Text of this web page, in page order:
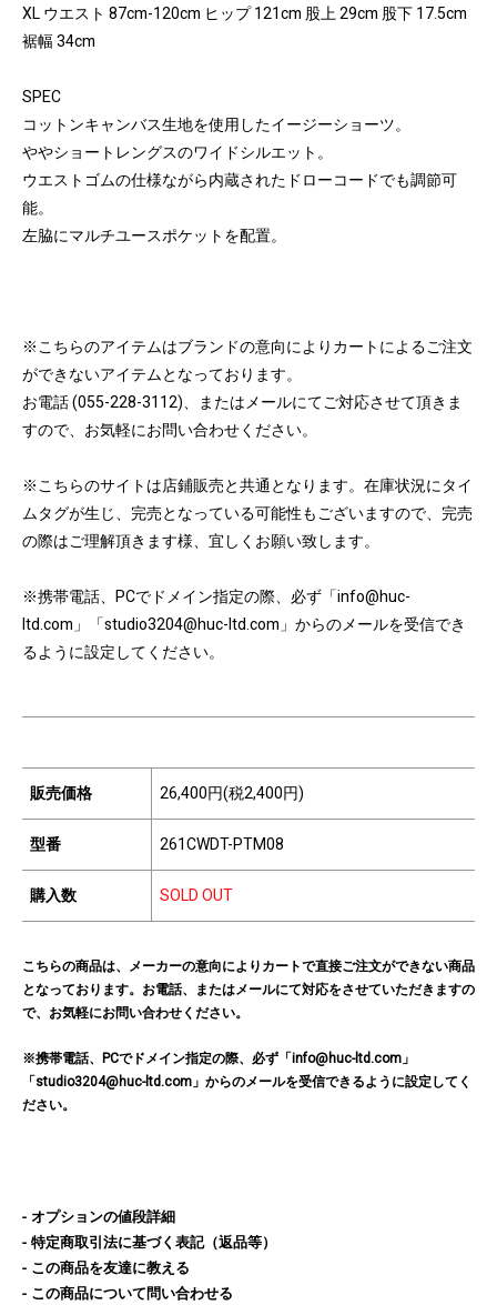
XL ウエスト 87cm-120cm ヒップ 121cm 股上 29cm 股下 17.5cm
裾幅 34cm
SPEC
コットンキャンバス生地を使用したイージーショーツ。
ややショートレングスのワイドシルエット。
ウエストゴムの仕様ながら内蔵されたドローコードでも調節可
能。
左脇にマルチユースポケットを配置。
※こちらのアイテムはブランドの意向によりカートによるご注文
ができないアイテムとなっております。
お電話 (055-228-3112)、またはメールにてご対応させて頂きま
すので、お気軽にお問い合わせください。
※こちらのサイトは店鋪販売と共通となります。在庫状況にタイ
ムタグが生じ、完売となっている可能性もございますので、完売
の際はご理解頂きます様、宜しくお願い致します。
※携帯電話、PCでドメイン指定の際、必ず「info@huc-
ltd.com」「studio3204@huc-ltd.com」からのメールを受信でき
るように設定してください。
販売価格 26,400円(税2,400円)
型番 261CWDT-PTM08
購入数 SOLD OUT
こちらの商品は、メーカーの意向によりカートで直接ご注文ができない商品
となっております。お電話、またはメールにて対応をさせていただきますの
で、お気軽にお問い合わせください。
※携帯電話、PCでドメイン指定の際、必ず「info@huc-ltd.com」
「studio3204@huc-ltd.com」からのメールを受信できるように設定してく
ださい。
オプションの値段詳細
特定商取引法に基づく表記（返品等）
この商品を友達に教える
この商品について問い合わせる